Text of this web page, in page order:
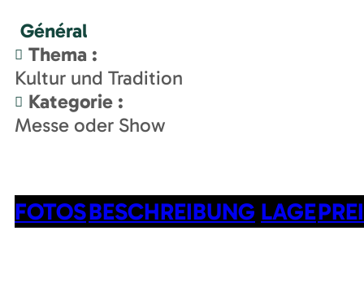
Général
Thema :
Kultur und Tradition
Kategorie :
Messe oder Show
FOTOSBESCHREIBUNG LAGE